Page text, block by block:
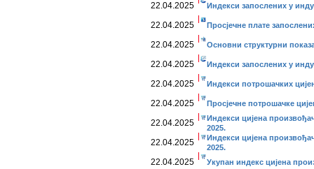
22.04.2025 Индекси запослених у
22.04.2025 Просјечне плате
22.04.2025 Основни структурни
22.04.2025 Индекси запослених у
22.04.2025 Индекси потрошачких
22.04.2025 Просјечне потрошачке
22.04.2025
Индекси цијена
2025.
22.04.2025
Индекси цијена
2025.
22.04.2025 Укупан индекс цијена